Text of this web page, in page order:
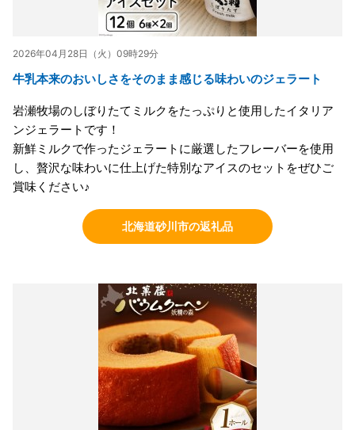
2026年04月28日（火）09時29分
牛乳本来のおいしさをそのまま感じる味わいのジェラート
岩瀬牧場のしぼりたてミルクをたっぷりと使用したイタリア
ンジェラートです！
新鮮ミルクで作ったジェラートに厳選したフレーバーを使用
し、贅沢な味わいに仕上げた特別なアイスのセットをぜひご
賞味ください♪
北海道砂川市の返礼品